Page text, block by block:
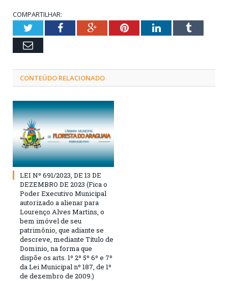
COMPARTILHAR:
TwitterFacebookGoogle+PinterestLinkedInTumblr
Email
CONTEÚDO RELACIONADO
LEI Nº 691/2023, DE 13 DE
DEZEMBRO DE 2023 (Fica o
Poder Executivo Municipal
autorizado a alienar para
Lourenço Alves Martins, o
bem imóvel de seu
patrimônio, que adiante se
descreve, mediante Título de
Dominio, na forma que
dispõe os arts. 1º 2º 5º 6º e 7º
da Lei Municipal nº 187, de 1º
de dezembro de 2009.)